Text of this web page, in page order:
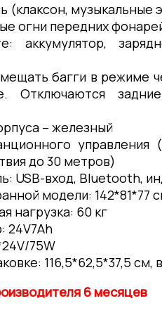
(клаксон, музыкальные
огни передних
аккумулятор,
багги в режиме
Отключаются
– железный
до 30 метров)
USВ-вход, Вluеtооth,
модели: 142*81*77
нагрузка: 60 кг
24V7Аh
75W
116,5*62,5*37,5 см,
6 месяцев